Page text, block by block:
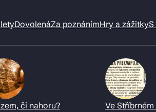
DovolenáZa poznánímHry a zážitky
či nahoru?
Ve